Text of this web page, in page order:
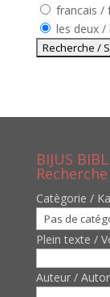
francais /
les deux /
BIJUS
Recherche
Catègorie /
Plein texte /
Auteur /